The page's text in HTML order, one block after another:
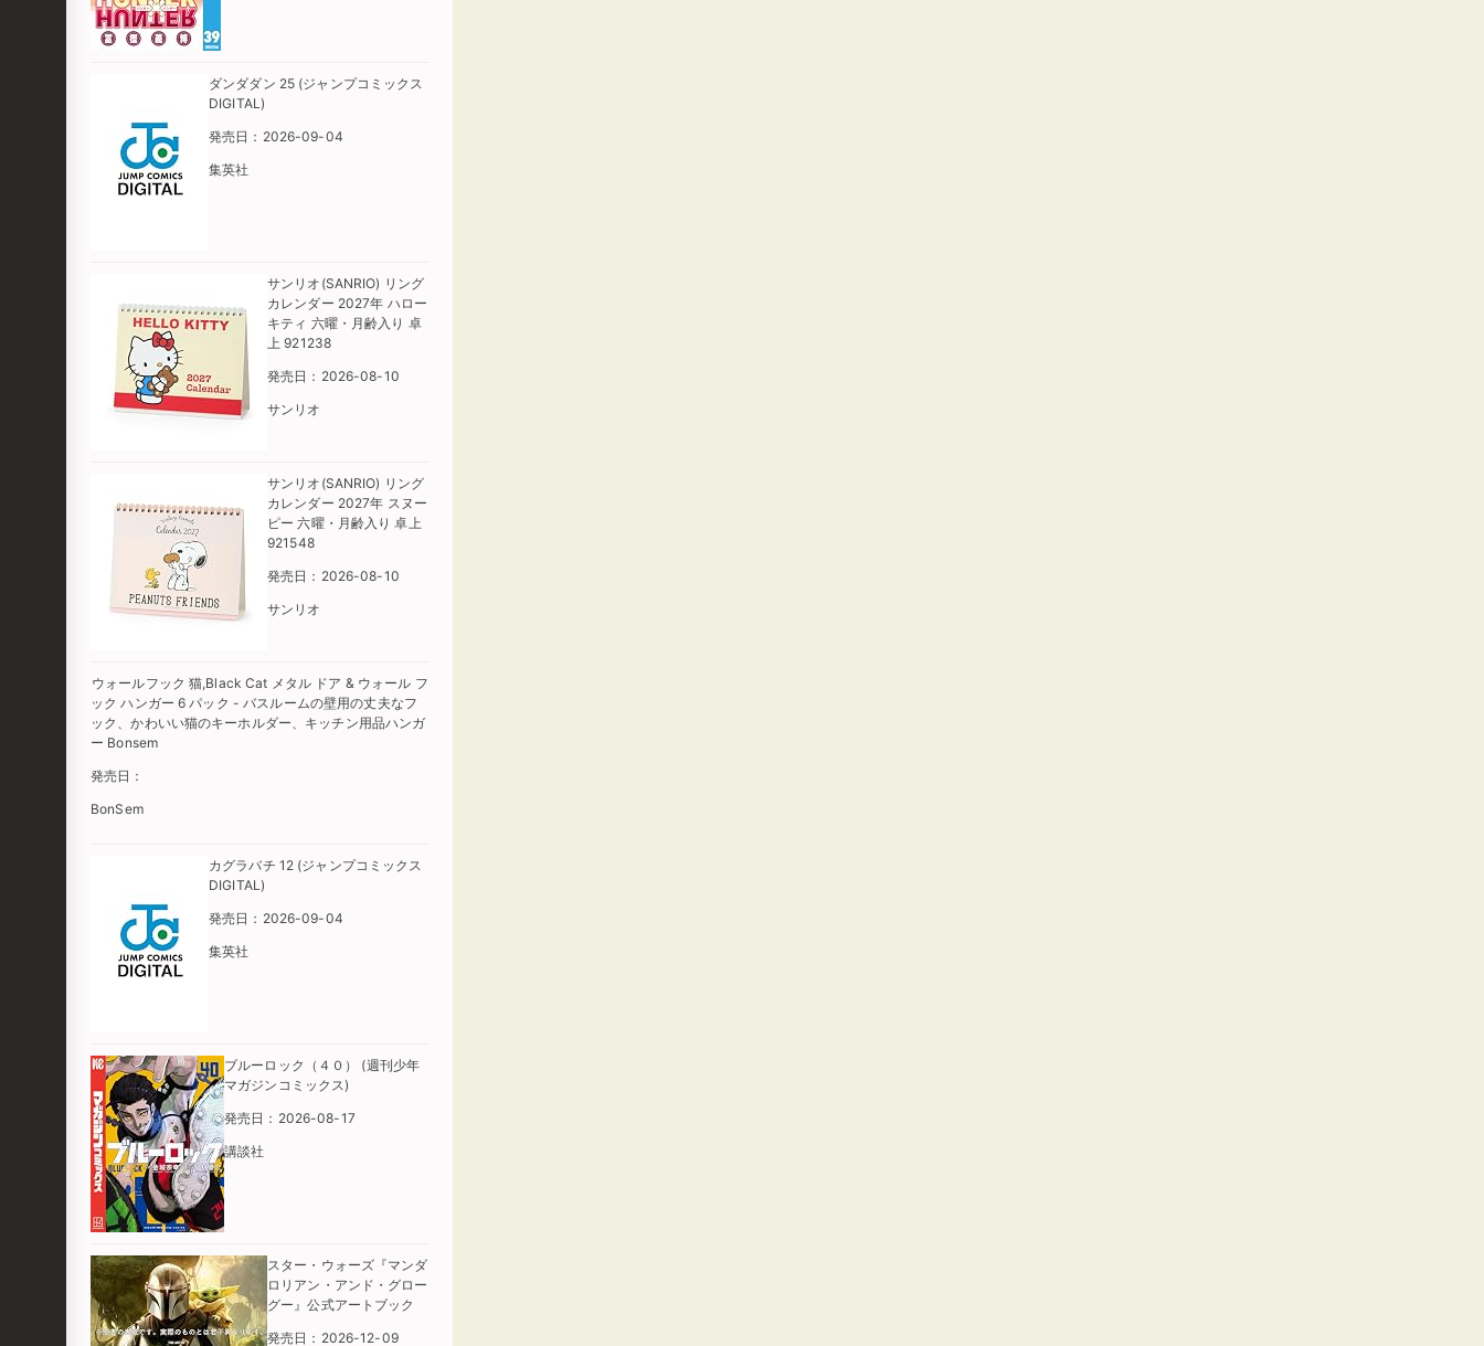
ダンダダン 25 (ジャンプコミックス
DIGITAL)
発売日：2026-09-04
集英社
サンリオ(SANRIO) リング
カレンダー 2027年 ハロー
キティ 六曜・月齢入り 卓
上 921238
発売日：2026-08-10
サンリオ
サンリオ(SANRIO) リング
カレンダー 2027年 スヌー
ピー 六曜・月齢入り 卓上
921548
発売日：2026-08-10
サンリオ
ウォールフック 猫,Black Cat メタル ドア & ウォール フ
ック ハンガー 6 パック - バスルームの壁用の丈夫なフ
ック、かわいい猫のキーホルダー、キッチン用品ハンガ
ー Bonsem
発売日：
BonSem
カグラバチ 12 (ジャンプコミックス
DIGITAL)
発売日：2026-09-04
集英社
ブルーロック（４０） (週刊少年
マガジンコミックス)
発売日：2026-08-17
講談社
スター・ウォーズ『マンダ
ロリアン・アンド・グロー
グー』公式アートブック
発売日：2026-12-09